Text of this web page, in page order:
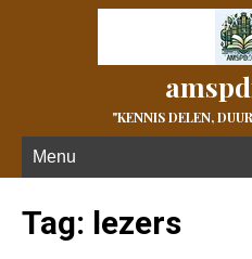
"KENNIS DELEN,
Menu
Tag: lezers